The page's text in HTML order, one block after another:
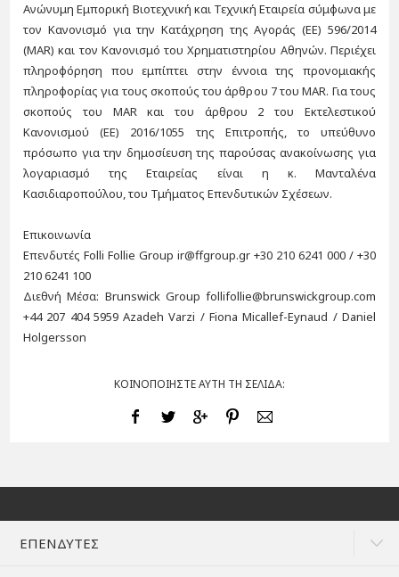
Ανώνυμη Εμπορική Βιοτεχνική και Τεχνική Εταιρεία σύμφωνα με
τον Κανονισμό για την Κατάχρηση της Αγοράς (EΕ) 596/2014
(MAR) και τον Κανονισμό του Χρηματιστηρίου Αθηνών. Περιέχει
πληροφόρηση που εμπίπτει στην έννοια της προνομιακής
πληροφορίας για τους σκοπούς του άρθρου 7 του MAR. Για τους
σκοπούς του MAR και του άρθρου 2 του Εκτελεστικού
Κανονισμού (ΕΕ) 2016/1055 της Επιτροπής, το υπεύθυνο
πρόσωπο για την δημοσίευση της παρούσας ανακοίνωσης για
λογαριασμό της Εταιρείας είναι η κ. Μανταλένα
Κασιδιαροπούλου, του Τμήματος Επενδυτικών Σχέσεων.
Επικοινωνία
Επενδυτές Folli Follie Group ir@ffgroup.gr +30 210 6241 000 / +30
210 6241 100
Διεθνή Μέσα: Brunswick Group follifollie@brunswickgroup.com
+44 207 404 5959 Azadeh Varzi / Fiona Micallef-Eynaud / Daniel
Holgersson
ΚΟΙΝΟΠΟΙΗΣΤΕ ΑΥΤΗ ΤΗ ΣΕΛΙΔΑ:
ΕΠΕΝΔΥΤΕΣ